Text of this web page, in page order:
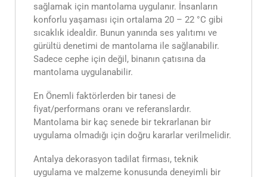
sağlamak için mantolama uygulanır. İnsanların
konforlu yaşaması için ortalama 20 – 22 °C gibi
sıcaklık idealdir. Bunun yanında ses yalıtımı ve
gürültü denetimi de mantolama ile sağlanabilir.
Sadece cephe için değil, binanın çatısına da
mantolama uygulanabilir.
En Önemli faktörlerden bir tanesi de
fiyat/performans oranı ve referanslardır.
Mantolama bir kaç senede bir tekrarlanan bir
uygulama olmadığı için doğru kararlar verilmelidir.
Antalya dekorasyon tadilat firması, teknik
uygulama ve malzeme konusunda deneyimli bir